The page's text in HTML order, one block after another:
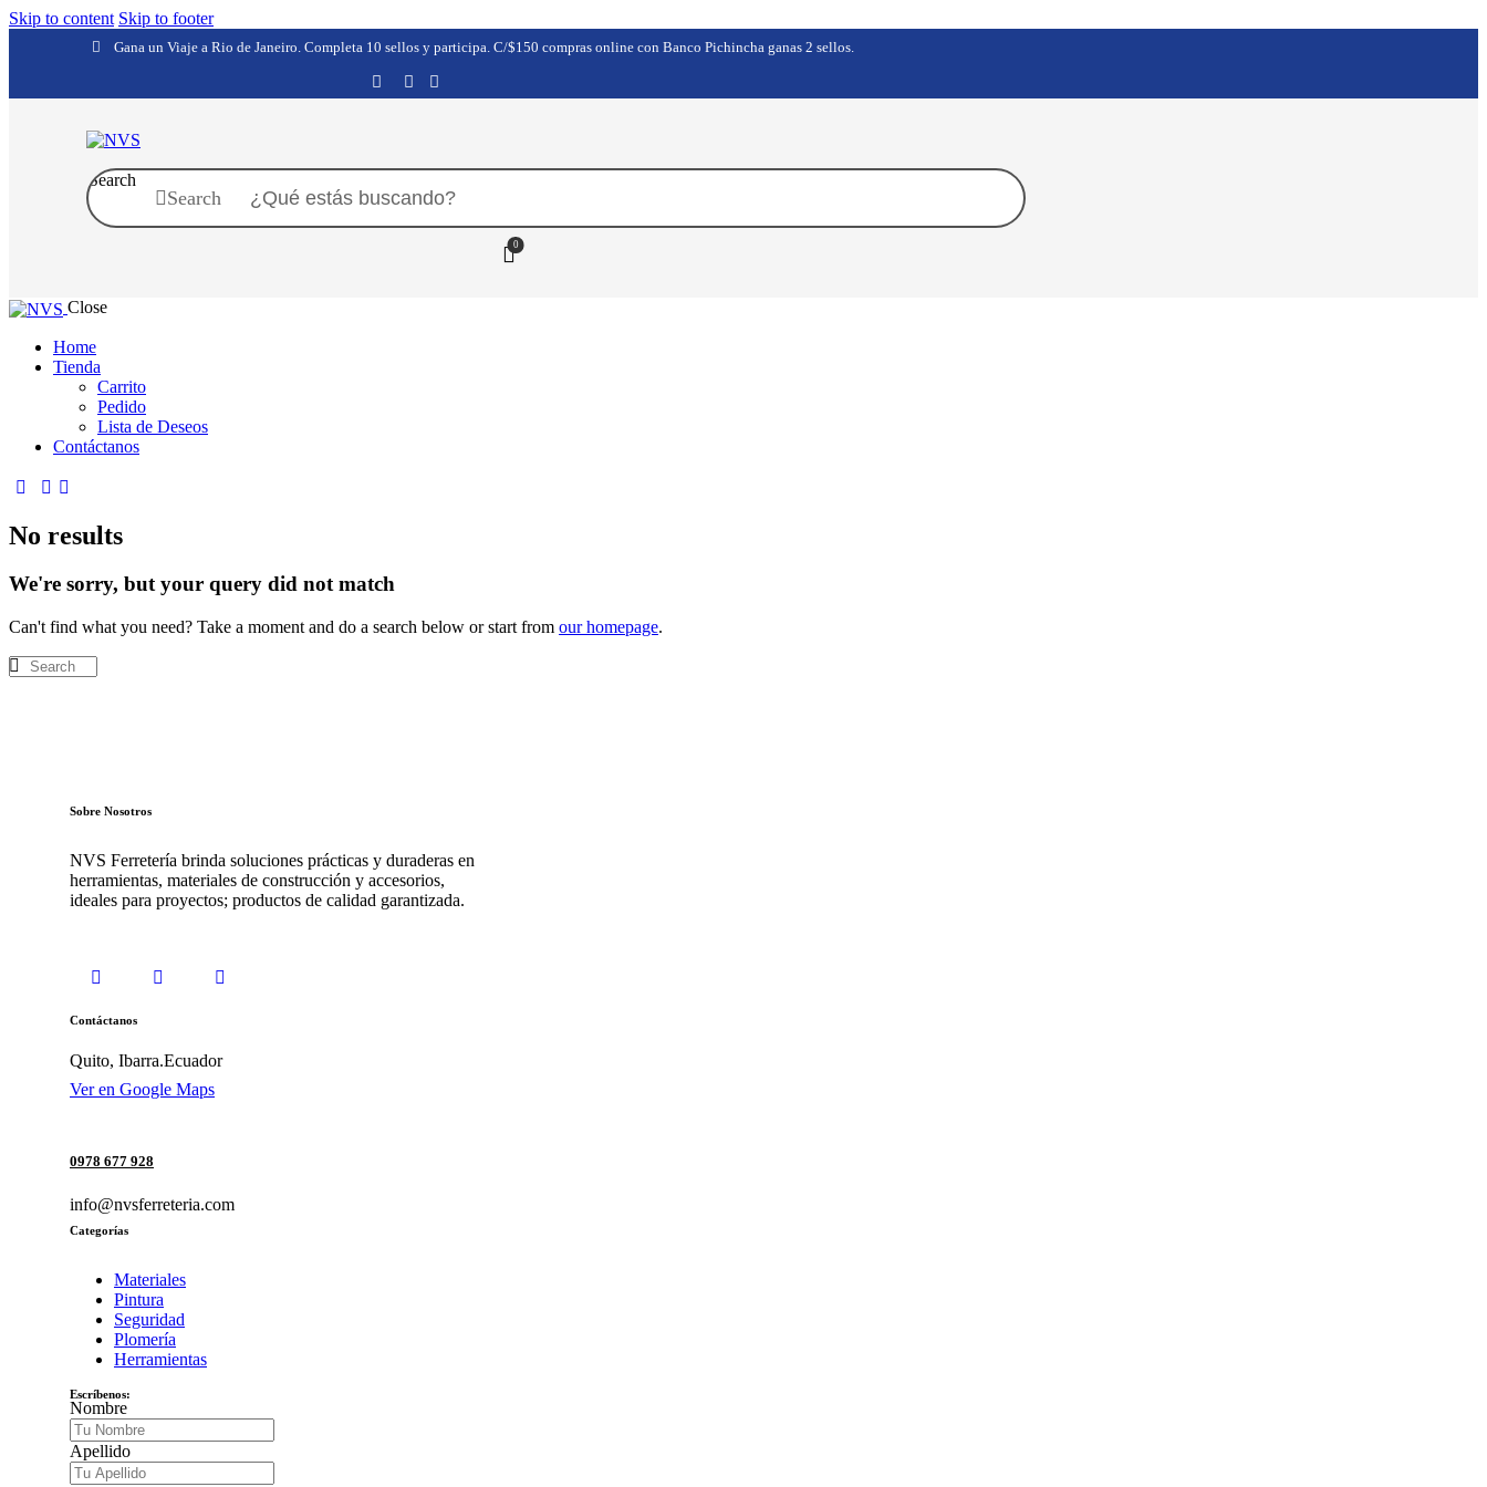
Skip to content Skip to footer
Gana un Viaje a Rio de Janeiro. Completa 10 sellos y participa. C/$150 compras online con Banco Pichincha ganas 2 sellos.
Search
Search
0
Close
Home
Tienda
Carrito
Pedido
Lista de Deseos
Contáctanos
No results
We're sorry, but your query did not match
Can't find what you need? Take a moment and do a search below or start from our homepage.
Sobre Nosotros
NVS Ferretería brinda soluciones prácticas y duraderas en
herramientas, materiales de construcción y accesorios,
ideales para proyectos; productos de calidad garantizada.
Contáctanos
Quito, Ibarra.Ecuador
Ver en Google Maps
0978 677 928
info@nvsferreteria.com
Categorías
Materiales
Pintura
Seguridad
Plomería
Herramientas
Escríbenos:
Nombre
Apellido